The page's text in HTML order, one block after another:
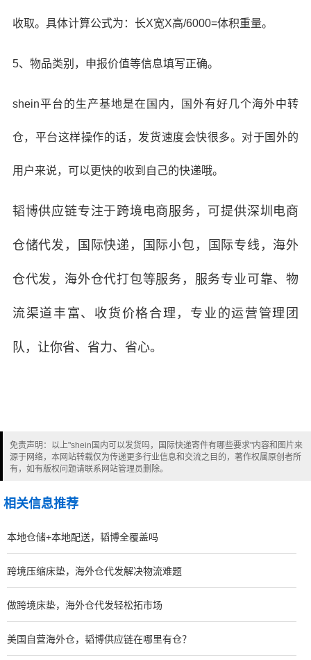
收取。具体计算公式为：长X宽X高/6000=体积重量。
5、物品类别，申报价值等信息填写正确。
shein平台的生产基地是在国内，国外有好几个海外中转
仓，平台这样操作的话，发货速度会快很多。对于国外的
用户来说，可以更快的收到自己的快递哦。
韬博供应链专注于跨境电商服务，可提供深圳 电商
仓储代发 ， 国际快递 ， 国际小包 ， 国际专线 ， 海外
仓代发 ， 海外仓代打包等服务， 服务专业可靠、物
流渠道丰富、收货价格合理，专业的运营管理团
队，让你省、省力、省心。
免责声明：以上"shein国内可以发货吗，国际快递寄件有哪些要求"内容和图片来
源于网络，本网站转载仅为传递更多行业信息和交流之目的，著作权属原创者所
有，如有版权问题请联系网站管理员删除。
相关信息推荐
本地仓储+本地配送，韬博全覆盖吗
跨境压缩床垫，海外仓代发解决物流难题
做跨境床垫，海外仓代发轻松拓市场
美国自营海外仓，韬博供应链在哪里有仓？